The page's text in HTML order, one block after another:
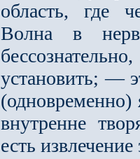
область, где
Волна в
установить; —
(одновременно)
внутренне
есть